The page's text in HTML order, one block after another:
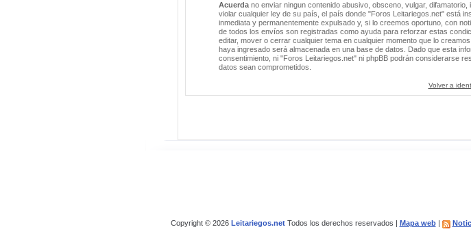
Acuerdano enviar ningun contenido abusivo, obsceno, vulgar,
violar cualquier ley de su país, el país donde "Foros Leitariegos.net" está
inmediata y permanentemente expulsado y, si lo creemos oportuno, con
de todos los envíos son registradas como ayuda para reforzar estas
editar, mover o cerrar cualquier tema en cualquier momento que lo
haya ingresado será almacenada en una base de datos. Dado que esta
consentimiento, ni "Foros Leitariegos.net" ni phpBB podrán considerarse
datos sean comprometidos.
Volver a
Copyright © 2026 Leitariegos.netTodos los derechos reservados | Mapa web|